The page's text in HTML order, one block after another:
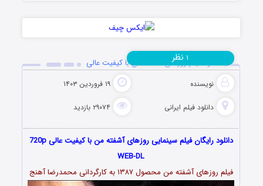
دانلود فیلم روزهای آشفته من با کیفیت عالی
نویسنده ۱۹ فروردین ۱۴۰۳
دانلود فیلم‌ ایرانی ۲۹۰۷۴ بازدید
۱ نظر
دانلود رایگان فیلم سینمایی روزهای آشفته من با کیفیت عالی 720p
WEB-DL
فیلم روزهای آشفته من محصول ۱۳۸۷ به کارگردانی محمدرضا آهنج